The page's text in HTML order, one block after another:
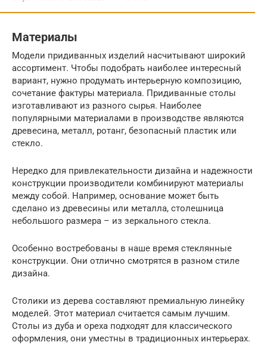
Материалы
Модели придиванных изделий насчитывают широкий
ассортимент. Чтобы подобрать наиболее интересный
вариант, нужно продумать интерьерную композицию,
сочетание фактуры материала. Придиванные столы
изготавливают из разного сырья. Наиболее
популярными материалами в производстве являются
древесина, металл, ротанг, безопасный пластик или
стекло.
Нередко для привлекательности дизайна и надежности
конструкции производители комбинируют материалы
между собой. Например, основание может быть
сделано из древесины или металла, столешница
небольшого размера – из зеркального стекла.
Особенно востребованы в наше время стеклянные
конструкции. Они отлично смотрятся в разном стиле
дизайна.
Столики из дерева составляют премиальную линейку
моделей. Этот материал считается самым лучшим.
Столы из дуба и ореха подходят для классического
оформления, они уместны в традиционных интерьерах.